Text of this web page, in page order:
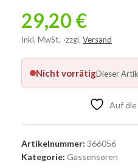
29,20 €
Inkl. MwSt. zzgl. Versand
Nicht vorrätigDieser
Auf
Artikelnummer: 366056
Kategorie: Gassensoren